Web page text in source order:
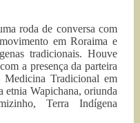
roda de conversa com
em Roraima e
tradicionais. Houve
a presença da parteira
Tradicional em
etnia Wapichana, oriunda
Terra Indígena